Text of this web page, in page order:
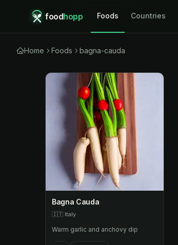
foodhopp Foods Countries
Home Foods bagna-cauda
Bagna Cauda
🇮🇹 Italy
Warm garlic and anchovy dip